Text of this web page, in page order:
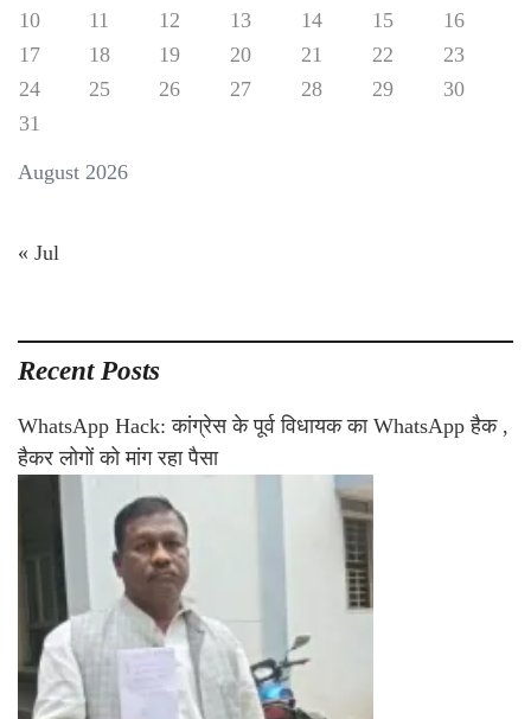
August 2026
10
11 12 13 14 15
16
17
18 19 20 21 22
23
24
25 26 27 28 29
30
31
« Jul
Recent Posts
WhatsApp Hack: कांग्रेस के पूर्व विधायक का WhatsApp हैक ,
हैकर लोगों को मांग रहा पैसा